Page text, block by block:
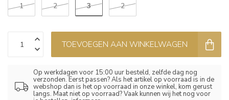
1 2 3 2
TOEVOEGEN AAN WINKELWAGEN
Op werkdagen voor 15:00 uur besteld, zelfde dag nog
verzonden. Eerst passen? Als het artikel op voorraad is in de
webshop dan is het op voorraad in onze winkel, kom gerust
langs. Maat niet op voorraad? Vaak kunnen wij het nog voor